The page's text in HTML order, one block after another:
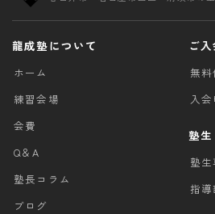
龍成塾について
ホーム
練習会場
会費
Q＆A
塾長コラム
ブログ
ご
無
入会
塾
塾
指導